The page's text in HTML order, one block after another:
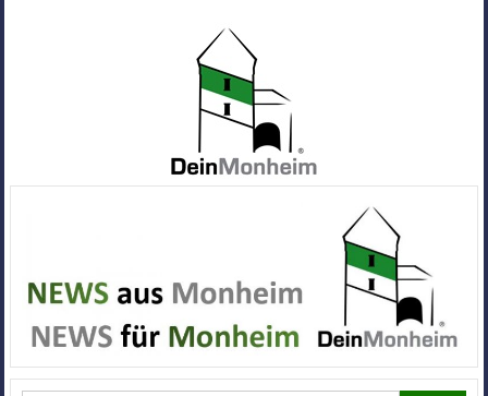
Alle
News